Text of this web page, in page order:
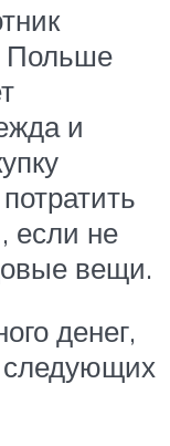
Польше
и
если не
вещи.
денег,
следующих